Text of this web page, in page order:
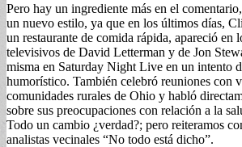
Pero hay un ingrediente más en el
un nuevo estilo, ya que en los últimos días,
un restaurante de comida rápida, apareció en
televisivos de David Letterman y de Jon
misma en Saturday Night Live en un intento
humorístico. También celebró reuniones con
comunidades rurales de Ohio y habló
sobre sus preocupaciones con relación a la
Todo un cambio ¿verdad?; pero reiteramos
analistas vecinales “No todo está dicho”.